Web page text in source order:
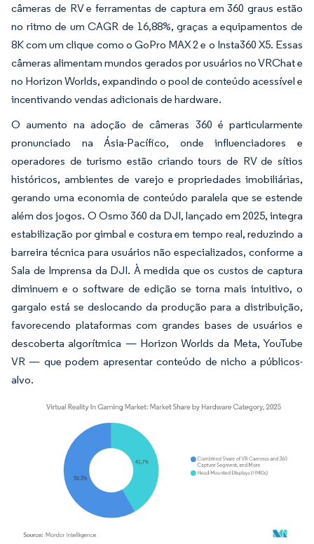
câmeras de RV e ferramentas de captura em 360 graus estão
no ritmo de um CAGR de 16,88%, graças a equipamentos de
8K com um clique como o GoPro MAX 2 e o Insta360 X5. Essas
câmeras alimentam mundos gerados por usuários no VRChat e
no Horizon Worlds, expandindo o pool de conteúdo acessível e
incentivando vendas adicionais de hardware.
O aumento na adoção de câmeras 360 é particularmente
pronunciado na Ásia-Pacífico, onde influenciadores e
operadores de turismo estão criando tours de RV de sítios
históricos, ambientes de varejo e propriedades imobiliárias,
gerando uma economia de conteúdo paralela que se estende
além dos jogos. O Osmo 360 da DJI, lançado em 2025, integra
estabilização por gimbal e costura em tempo real, reduzindo a
barreira técnica para usuários não especializados, conforme a
Sala de Imprensa da DJI. À medida que os custos de captura
diminuem e o software de edição se torna mais intuitivo, o
gargalo está se deslocando da produção para a distribuição,
favorecendo plataformas com grandes bases de usuários e
descoberta algorítmica — Horizon Worlds da Meta, YouTube
VR — que podem apresentar conteúdo de nicho a públicos-
alvo.